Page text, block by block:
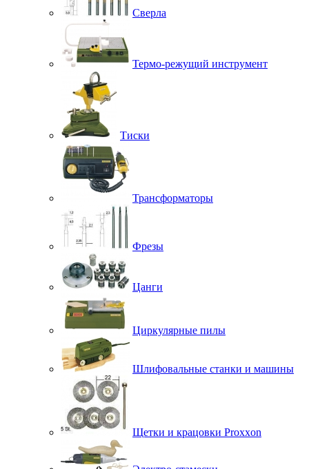
Сверла
Термо-режущий инструмент
Тиски
Трансформаторы
Фрезы
Цанги
Циркулярные пилы
Шлифовальные станки и машины
Щетки и крацовки Proxxon